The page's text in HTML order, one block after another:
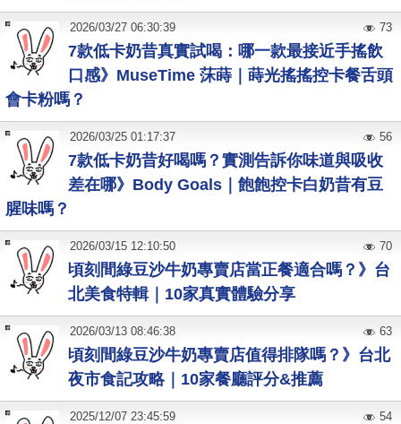
7款低卡奶昔真實試喝：哪一款最接近手搖飲
口感》MuseTime 莯蒔｜蒔光搖搖控卡餐舌頭
會卡粉嗎？
2026/03/27 06:30:39 73
7款低卡奶昔好喝嗎？實測告訴你味道與吸收
差在哪》Body Goals｜飽飽控卡白奶昔有豆
腥味嗎？
2026/03/25 01:17:37 56
頃刻間綠豆沙牛奶專賣店當正餐適合嗎？》台
北美食特輯｜10家真實體驗分享
2026/03/15 12:10:50 70
頃刻間綠豆沙牛奶專賣店值得排隊嗎？》台北
夜市食記攻略｜10家餐廳評分&推薦
2026/03/13 08:46:38 63
2025/12/07 23:45:59 54